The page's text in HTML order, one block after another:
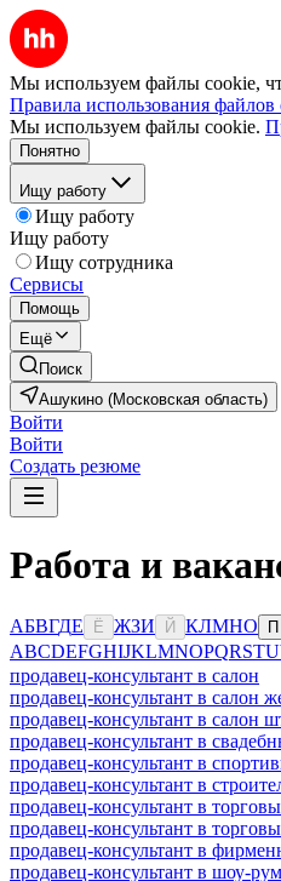
Мы используем файлы cookie,
Правила использования файлов
Мы используем файлы cookie.
Понятно
Ищу работу
Ищу работу
Ищу работу
Ищу сотрудника
Сервисы
Помощь
Ещё
Поиск
Ашукино (Московская область)
Войти
Войти
Создать резюме
Работа и
АБВГДЕ Ё ЖЗИ Й КЛМНО П
ABCDEFGHIJKLMNOPQRSTU
продавец-консультант в салон
продавец-консультант в салон
продавец-консультант в салон
продавец-консультант в
продавец-консультант в
продавец-консультант в
продавец-консультант в
продавец-консультант в
продавец-консультант в
продавец-консультант в шоу-рум